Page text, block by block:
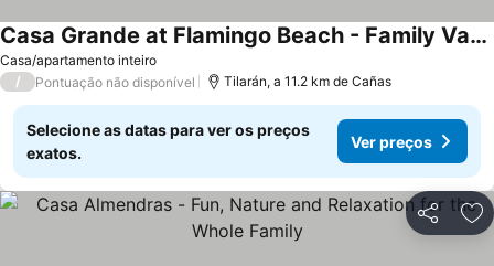
Casa/apartamento inteiro
Casa Grande at Flamingo Beach - Family Vacation in Costa Rica
/ Pontuação não disponível Tilarán, a 11.2 km de Cañas
Selecione as datas para ver os preços
exatos.
Ver preços
Partilhar